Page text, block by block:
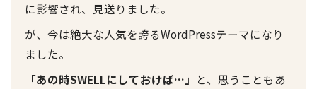
に影響され、見送りました。
が、今は絶大な人気を誇るWordPressテーマになり
ました。
「あの時SWELLにしておけば…」 と、思うこともあ